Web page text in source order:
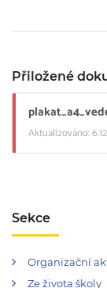
Přiložené
Aktualizováno:
Sekce
Organizační
Ze života školy